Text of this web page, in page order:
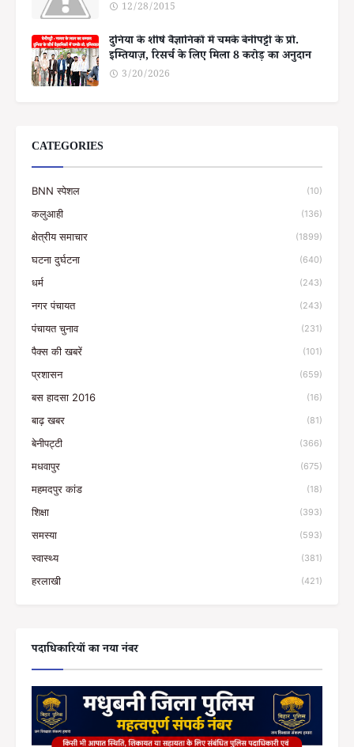
12/28/2015
दुनिया के शीर्ष वैज्ञानिकों में चमके बेनीपट्टी के प्रो.
इम्तियाज़, रिसर्च के लिए मिला 8 करोड़ का अनुदान
3/20/2026
CATEGORIES
BNN स्पेशल (10)
कलुआही (136)
क्षेत्रीय समाचार (1899)
घटना दुर्घटना (640)
धर्म (243)
नगर पंचायत (243)
पंचायत चुनाव (231)
पैक्स की खबरें (101)
प्रशासन (659)
बस हादसा 2016 (16)
बाढ़ खबर (81)
बेनीपट्टी (366)
मधवापुर (675)
महमदपुर कांड (18)
शिक्षा (393)
समस्या (593)
स्वास्थ्य (381)
हरलाखी (421)
पदाधिकारियों का नया नंबर